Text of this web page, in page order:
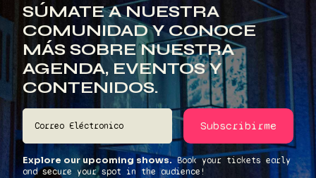
SÚMATE A NUESTRA
COMUNIDAD Y CONOCE
MÁS SOBRE NUESTRA
AGENDA, EVENTOS Y
CONTENIDOS.
Explore our upcoming shows.Book your tickets early
and secure your spot in the audience!